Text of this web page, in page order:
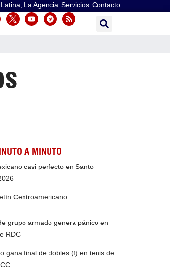
La Agencia Servicios Contacto
A MINUTO
casi perfecto en Santo
Centroamericano
grupo armado genera pánico en
RDC
gana final de dobles (f) en tenis de